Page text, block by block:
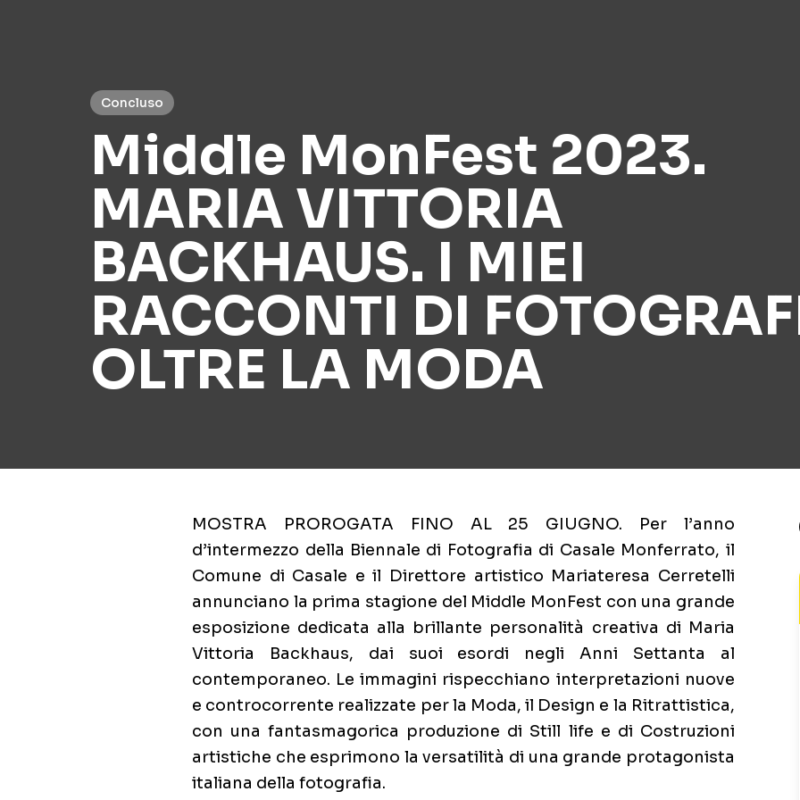
Concluso
Middle MonFest 2023.
MARIA VITTORIA
BACKHAUS. I MIEI
RACCONTI DI
OLTRE LA MODA
MOSTRA PROROGATA FINO AL 25 GIUGNO. Per l’anno
d’intermezzo della Biennale di Fotografia di Casale Monferrato, il
Comune di Casale e il Direttore artistico Mariateresa Cerretelli
annunciano la prima stagione del Middle MonFest con una grande
esposizione dedicata alla brillante personalità creativa di Maria
Vittoria Backhaus, dai suoi esordi negli Anni Settanta al
contemporaneo. Le immagini rispecchiano interpretazioni nuove
e controcorrente realizzate per la Moda, il Design e la Ritrattistica,
con una fantasmagorica produzione di Still life e di Costruzioni
artistiche che esprimono la versatilità di una grande protagonista
italiana della fotografia.